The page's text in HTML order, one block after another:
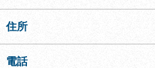
住所
電話